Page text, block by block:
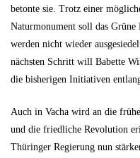
betonte sie. Trotz einer
Naturmonument soll das Grüne
werden nicht wieder
nächsten Schritt will Babette
die bisherigen Initiativen
Auch in Vacha wird an die
und die friedliche Revolution
Thüringer Regierung nun